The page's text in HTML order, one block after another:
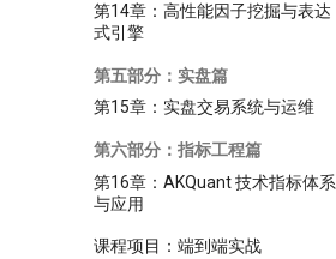
第14章：高性能因子挖掘与表达
式引擎
第五部分：实盘篇
第15章：实盘交易系统与运维
第六部分：指标工程篇
第16章：AKQuant 技术指标体系
与应用
课程项目：端到端实战